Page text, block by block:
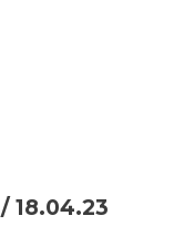
18.04.23